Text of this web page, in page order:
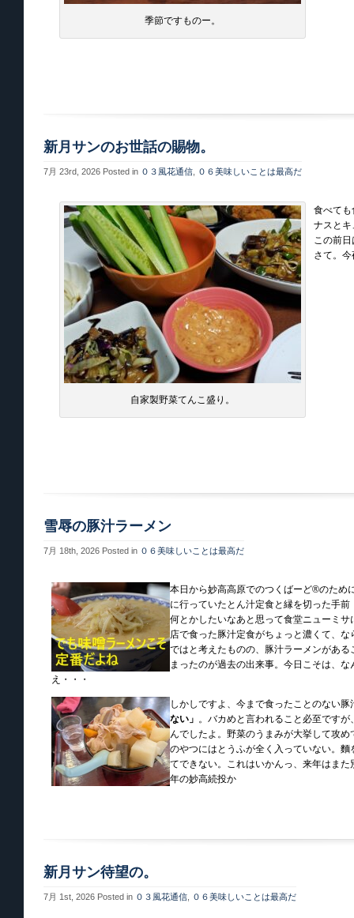
季節ですものー。
新月サンのお世話の賜物。
7月 23rd, 2026 Posted in ０３風花通信 ０６美味しいことは最高だ
自家製野菜てんこ盛り。
食べても
ナスとキ
この前
さて。
雪辱の豚汁ラーメン
7月 18th, 2026 Posted in ０６美味しいことは最高だ
本日から妙高高原でのつくばーど®のため
に行っていたとん汁定食と縁を切った手
何とかしたいなあと思って食堂ニューミ
店で食った豚汁定食がちょっと濃くて、
ではと考えたものの、豚汁ラーメンがあ
まったのが過去の出来事。今日こそは、
え・・・
しかしですよ、今まで食ったことのない
ない」 。バカめと言われること必至です
んでしたよ。野菜のうまみが大挙して攻
のやつにはとうふが全く入っていない。
てできない。これはいかんっ、来年はま
年の妙高続投か
新月サン待望の。
7月 1st, 2026 Posted in ０３風花通信 ０６美味しいことは最高だ